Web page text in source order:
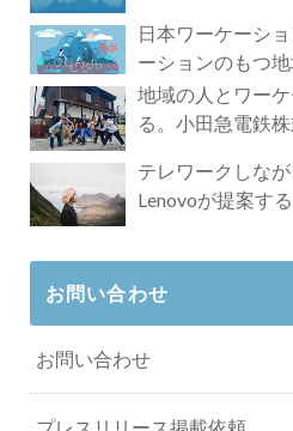
日本ワーケーシ
ーションのもつ
地域の人とワー
る。小田急電鉄
テレワークしなが
Lenovoが提案す
お問い合わせ
お問い合わせ